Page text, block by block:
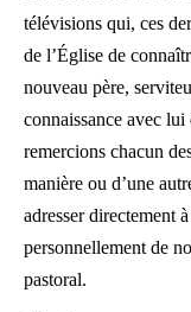
télévisions qui, ces
de l’Église de
nouveau père,
connaissance avec
remercions chacun
manière ou d’une
adresser directement
personnellement de
pastoral.